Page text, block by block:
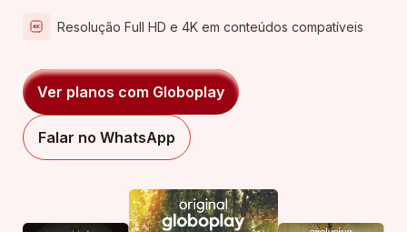
Resolução Full HD e 4K em conteúdos compatíveis
Ver planos com Globoplay
Falar no WhatsApp